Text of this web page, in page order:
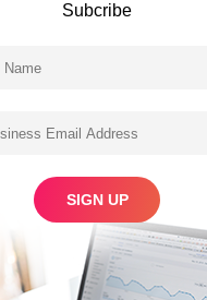
Subcribe